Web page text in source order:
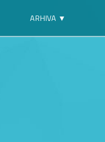
ARHIVA ▼